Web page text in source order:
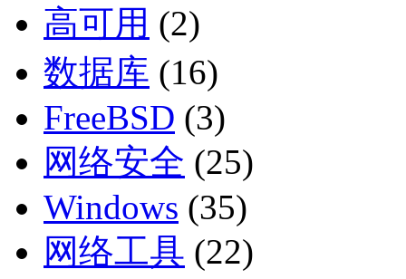
高可用 (2)
数据库 (16)
FreeBSD (3)
网络安全 (25)
Windows (35)
网络工具 (22)